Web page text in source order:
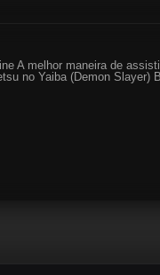
A melhor maneira de
no Yaiba (Demon Slayer)